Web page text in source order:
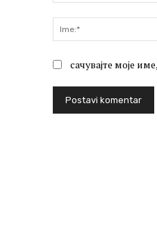
сачувајте моје